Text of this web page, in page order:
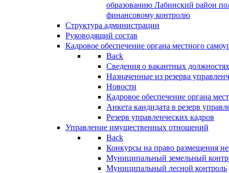
образованию Лабинский район
финансовому контролю
Структура администрации
Руководящий состав
Кадровое обеспечение органа местного
Back
Сведения о вакантных
Назначенные из резерва
Новости
Кадровое обеспечение органа
Анкета кандидата в резерв
Резерв управленческих кадров
Управление имущественных отношений
Back
Конкурсы на право размещения
Муниципальный земельный
Муниципальный лесной контроль